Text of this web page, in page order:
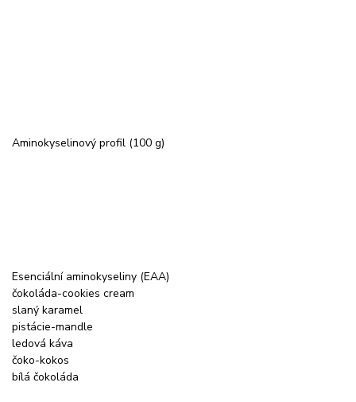
Aminokyselinový profil (100 g)
Esenciální aminokyseliny (EAA)
čokoláda-cookies cream
slaný karamel
pistácie-mandle
ledová káva
čoko-kokos
bílá čokoláda